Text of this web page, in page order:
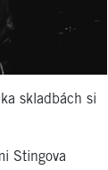
skladbách si
Stingova